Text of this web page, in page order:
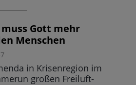
Gott mehr
Menschen
in Krisenregion im
großen Freiluft-